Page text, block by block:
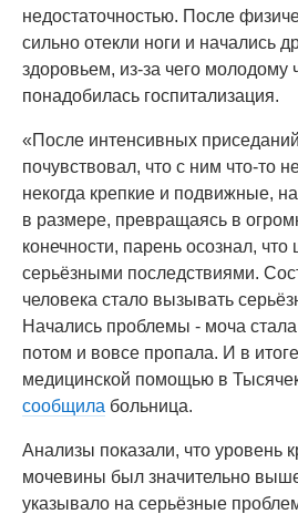
недостаточностью. После
сильно отекли ноги и начались
здоровьем, из-за чего молодому
понадобилась госпитализация.
«После интенсивных
почувствовал, что с ним что-то
некогда крепкие и подвижные,
в размере, превращаясь в
конечности, парень осознал, что
серьёзными последствиями.
человека стало вызывать
Начались проблемы - моча
потом и вовсе пропала. И в
медицинской помощью в
сообщила больница.
Анализы показали, что уровень
мочевины был значительно
указывало на серьёзные